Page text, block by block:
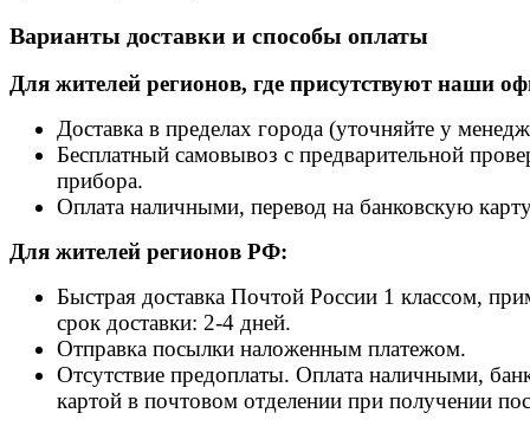
Варианты доставки и способы оплаты
Для жителей регионов, где присутствуют наши
Доставка в пределах города (уточняйте у
Бесплатный самовывоз с предварительной
прибора.
Оплата наличными, перевод на банковскую
Для жителей регионов РФ:
Быстрая доставка Почтой России 1 классом,
срок доставки: 2-4 дней.
Отправка посылки наложенным платежом.
Отсутствие предоплаты. Оплата наличными,
картой в почтовом отделении при получении